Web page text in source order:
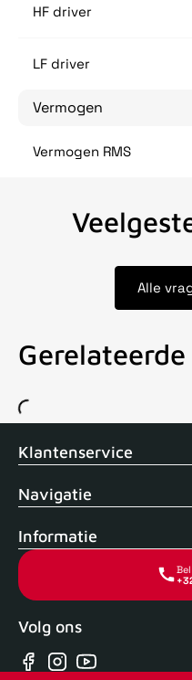
HF driver
LF driver
Vermogen
Vermogen RMS
Alle
Voor 15uur besteld, zelfde
Klantenservice
Navigatie
Informatie
Volg ons
Facebook
Instagram
YouTube